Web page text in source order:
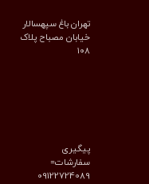
تهران باغ سپهسالار
خیابان مصباح پلاک
۱۰۸
پیگیری
سفارشات=
09122724089